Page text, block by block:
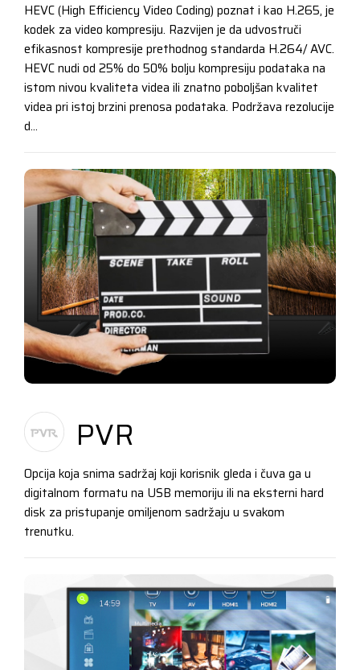
HEVC (High Efficiency Video Coding) poznat i kao H.265, je
kodek za video kompresiju. Razvijen je da udvostruči
efikasnost kompresije prethodnog standarda H.264/ AVC.
HEVC nudi od 25% do 50% bolju kompresiju podataka na
istom nivou kvaliteta videa ili znatno poboljšan kvalitet
videa pri istoj brzini prenosa podataka. Podržava rezolucije
d...
PVR
Opcija koja snima sadržaj koji korisnik gleda i čuva ga u
digitalnom formatu na USB memoriju ili na eksterni hard
disk za pristupanje omiljenom sadržaju u svakom
trenutku.